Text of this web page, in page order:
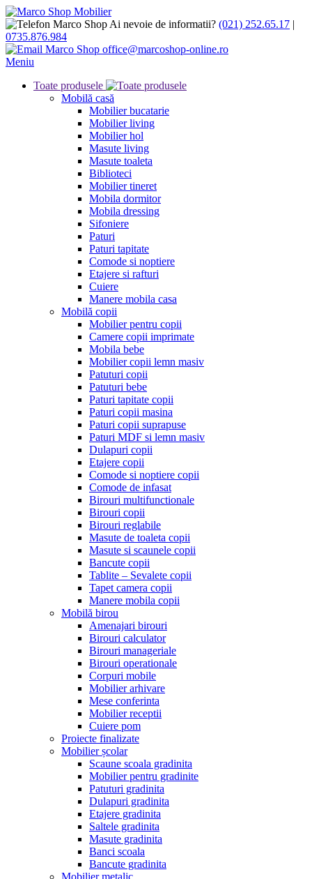
Ai nevoie de informatii? (021) 252.65.17 |
0735.876.984
office@marcoshop-online.ro
Meniu
Toate produsele
Mobilă casă
Mobilier bucatarie
Mobilier living
Mobilier hol
Masute living
Masute toaleta
Biblioteci
Mobilier tineret
Mobila dormitor
Mobila dressing
Sifoniere
Paturi
Paturi tapitate
Comode si noptiere
Etajere si rafturi
Cuiere
Manere mobila casa
Mobilă copii
Mobilier pentru copii
Camere copii imprimate
Mobila bebe
Mobilier copii lemn masiv
Patuturi copii
Patuturi bebe
Paturi tapitate copii
Paturi copii masina
Paturi copii suprapuse
Paturi MDF si lemn masiv
Dulapuri copii
Etajere copii
Comode si noptiere copii
Comode de infasat
Birouri multifunctionale
Birouri copii
Birouri reglabile
Masute de toaleta copii
Masute si scaunele copii
Bancute copii
Tablite – Sevalete copii
Tapet camera copii
Manere mobila copii
Mobilă birou
Amenajari birouri
Birouri calculator
Birouri manageriale
Birouri operationale
Corpuri mobile
Mobilier arhivare
Mese conferinta
Mobilier receptii
Cuiere pom
Proiecte finalizate
Mobilier școlar
Scaune scoala gradinita
Mobilier pentru gradinite
Patuturi gradinita
Dulapuri gradinita
Etajere gradinita
Saltele gradinita
Masute gradinita
Banci scoala
Bancute gradinita
Mobilier metalic